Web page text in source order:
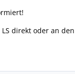
direkt oder an